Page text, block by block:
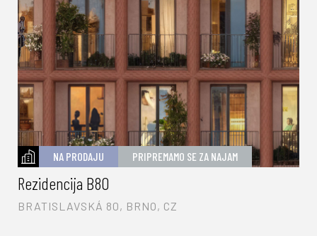
NA PRODAJU PRIPREMAMO SE ZA NAJAM
Rezidencija B80
BRATISLAVSKÁ 80, BRNO, CZ